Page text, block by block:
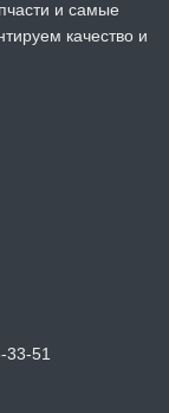
и самые
качество и
33-51